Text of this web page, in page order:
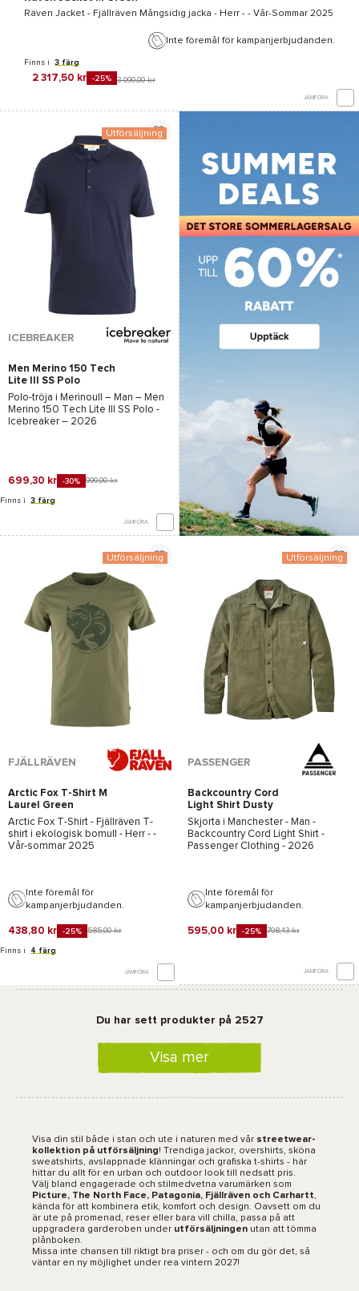
Räven Jacket - Fjällräven Mångsidig jacka - Herr - - Vår-Sommar 2025
Inte föremål för kampanjerbjudanden.
2 317,50 kr -25% 3 090,00 kr
Finns i 3 färg
JÄMFÖRA
Utförsäljning
ICEBREAKER
Men Merino 150 Tech
Lite III SS Polo
Midnight Navy
Polo-tröja i Merinoull – Man – Men
Merino 150 Tech Lite III SS Polo -
Icebreaker – 2026
699,30 kr -30% 999,00 kr
Finns i 3 färg
JÄMFÖRA
*Se villkorhär
Utförsäljning
FJÄLLRÄVEN
Arctic Fox T-Shirt M
Laurel Green
Arctic Fox T-Shirt - Fjällräven T-
shirt i ekologisk bomull - Herr - -
Vår-sommar 2025
Inte föremål för
kampanjerbjudanden.
438,80 kr -25% 585,00 kr
Finns i 4 färg
JÄMFÖRA
Utförsäljning
PASSENGER
Backcountry Cord
Light Shirt Dusty
Olive
Skjorta i Manchester - Man -
Backcountry Cord Light Shirt -
Passenger Clothing - 2026
Inte föremål för
kampanjerbjudanden.
595,00 kr -25% 798,43 kr
JÄMFÖRA
Du har sett produkter på 2527
Visa mer
Visa din stil både i stan och ute i naturen med vår streetwear-
kollektion på utförsäljning! Trendiga jackor, overshirts, sköna
sweatshirts, avslappnade klänningar och grafiska t-shirts - här
hittar du allt för en urban och outdoor look till nedsatt pris.
Välj bland engagerade och stilmedvetna varumärken som
Picture, The North Face, Patagonia, Fjällräven och Carhartt,
kända för att kombinera etik, komfort och design. Oavsett om du
är ute på promenad, reser eller bara vill chilla, passa på att
uppgradera garderoben under utförsäljningen utan att tömma
plånboken.
Missa inte chansen till riktigt bra priser - och om du gör det, så
väntar en ny möjlighet under rea vintern 2027!